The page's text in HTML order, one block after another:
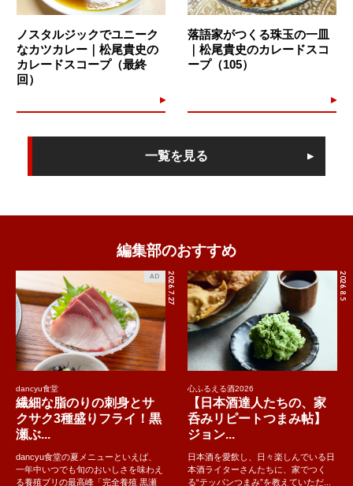
ノスタルジックでユニーク
なカツカレー｜松尾貴史の
カレードスコープ（最終
回）
落語家がつくる珠玉の一皿
｜松尾貴史のカレードスコ
ープ（105）
一覧を見る
編集部のおすすめ
2026.7.27
AD
dancyu食堂
繊細な脂のりの刺身とサ
クサク3種盛りフライ！黒
瀬ぶ...
dancyu食堂の夏メニューといえば、
一年中いつでも旬のおいしさを味わえ
る養殖ブリの最高峰「完全養殖 黒瀬
2026.8.5
心ふるえる酒2026
【日本酒達人たちの、家
呑みリピートつまみ帖】
ジョン...
日本酒を愛飲し、日々楽しんでいる日
本酒ライターさんたちに、家でつく
る“テッパンつまみ”を教えていただ...